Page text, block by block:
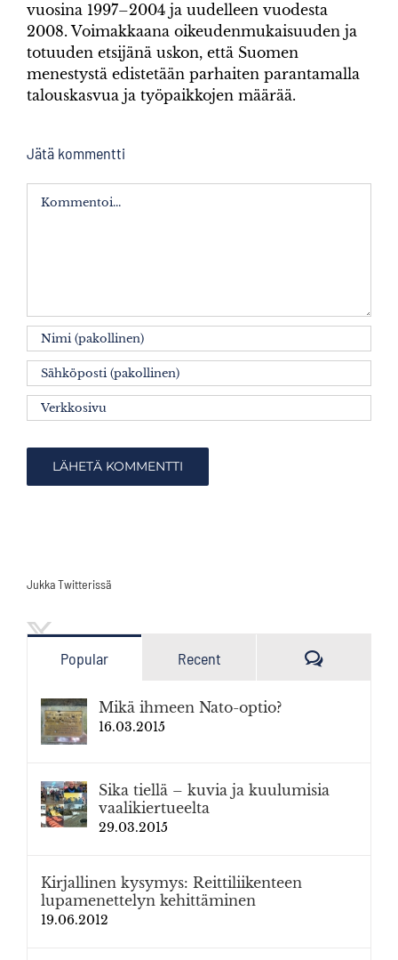
vuosina 1997–2004 ja uudelleen vuodesta
2008. Voimakkaana oikeudenmukaisuuden ja
totuuden etsijänä uskon, että Suomen
menestystä edistetään parhaiten parantamalla
talouskasvua ja työpaikkojen määrää.
Jätä kommentti
Kommentti
Jukka Twitterissä
Popular Recent Kommenttia
Mikä ihmeen Nato-optio?
16.03.2015
Sika tiellä – kuvia ja kuulumisia
vaalikiertueelta
29.03.2015
Kirjallinen kysymys: Reittiliikenteen
lupamenettelyn kehittäminen
19.06.2012